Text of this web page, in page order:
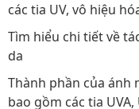
các tia UV, vô hiệu
Tìm hiểu chi tiết về
da
Thành phần của ánh
bao gồm các tia UVA,